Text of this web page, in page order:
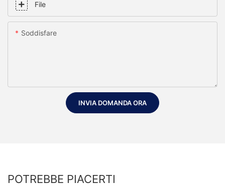
File
Soddisfare
INVIA DOMANDA ORA
POTREBBE PIACERTI